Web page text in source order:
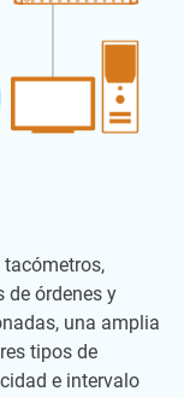
tacómetros,
de órdenes y
una amplia
tipos de
e intervalo